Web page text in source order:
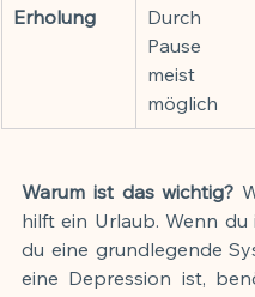
Erholung
Durch
Pause
meist
möglich
Warum ist das wichtig?
hilft ein Urlaub. Wenn
du eine grundlegende
eine Depression ist,